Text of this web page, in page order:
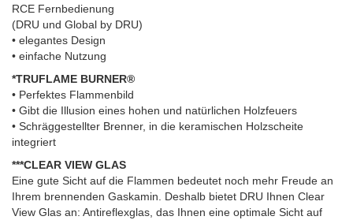
RCE Fernbedienung
(DRU und Global by DRU)
• elegantes Design
• einfache Nutzung
*TRUFLAME BURNER®
• Perfektes Flammenbild
• Gibt die Illusion eines hohen und natürlichen Holzfeuers
• Schräggestellter Brenner, in die keramischen Holzscheite
integriert
***CLEAR VIEW GLAS
Eine gute Sicht auf die Flammen bedeutet noch mehr Freude an
Ihrem brennenden Gaskamin. Deshalb bietet DRU Ihnen Clear
View Glas an: Antireflexglas, das Ihnen eine optimale Sicht auf